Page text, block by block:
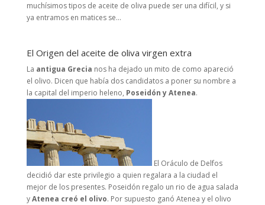
muchísimos tipos de aceite de oliva puede ser una difícil, y si
ya entramos en matices se...
El Origen del aceite de oliva virgen extra
La antigua Grecia nos ha dejado un mito de como apareció
el olivo. Dicen que había dos candidatos a poner su nombre a
la capital del imperio heleno, Poseidón y Atenea.
El Oráculo de Delfos
decidió dar este privilegio a quien regalara a la ciudad el
mejor de los presentes. Poseidón regalo un rio de agua salada
yAtenea creó el olivo. Por supuesto ganó Atenea y el olivo